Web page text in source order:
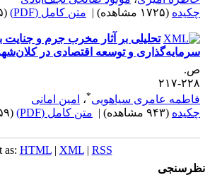
(۱۷۲۵ مشاهده) | متن کامل (PDF) (۱۲۱۵ دریافت)
تحلیلی بر آثار مخرب جرم و جنایت
و توسعه اقتصادی در کلان‌شهر
۲۱۷
عامری سیاهویی ،امین امانی
(۹۴۳ مشاهده) | متن کامل (PDF) (۵۵۹ دریافت)
as:HTML |XML|RSS